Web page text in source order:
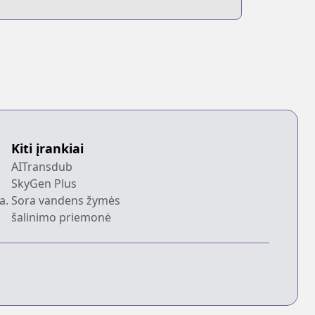
Kiti įrankiai
AITransdub
SkyGen Plus
Sora vandens žymės
šalinimo priemonė